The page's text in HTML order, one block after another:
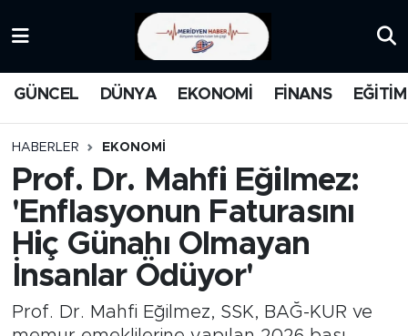
GÜNCEL DÜNYA EKONOMİ FİNANS EĞİTİM
HABERLER EKONOMİ
Prof. Dr. Mahfi Eğilmez:
'Enflasyonun Faturasını
Hiç Günahı Olmayan
İnsanlar Ödüyor'
Prof. Dr. Mahfi Eğilmez, SSK, BAĞ-KUR ve
MEDYA
FİNANS
DÜNYA
Trafik Durumu
Süper Lig Puan Durumu ve Fikstür
Tüm Manşetler